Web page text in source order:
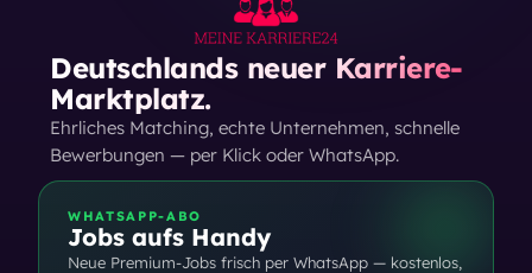
Deutschlands neuer Karriere-
Marktplatz.
Ehrliches Matching, echte Unternehmen, schnelle
Bewerbungen — per Klick oder WhatsApp.
WHATSAPP-ABO
Jobs aufs Handy
Neue Premium-Jobs frisch per WhatsApp — kostenlos,